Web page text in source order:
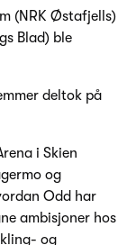
(NRK Østafjells)
Blad) ble
deltok på
i Skien
og
Odd har
ambisjoner hos
og